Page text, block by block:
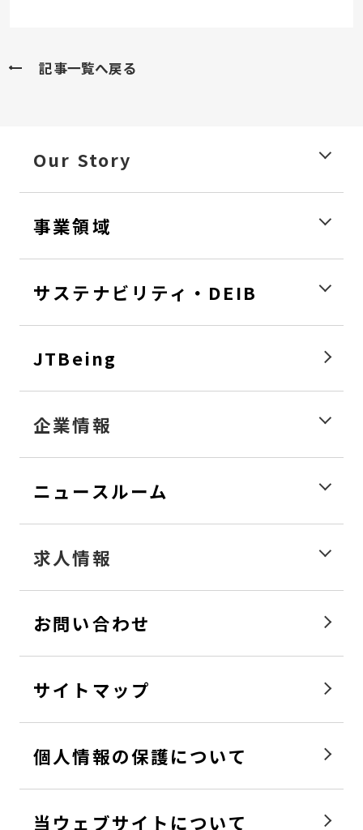
記事一覧へ戻る
Our Story
事業領域
サステナビリティ・DEIB
JTBeing
企業情報
ニュースルーム
求人情報
お問い合わせ
サイトマップ
個人情報の保護について
当ウェブサイトについて